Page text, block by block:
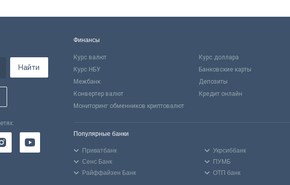
Найти
Финансы
Курс валют Курс доллара
Курс НБУ
Банковские карты
Межбанк
Депозиты
Конвертер валют
Кредит онлайн
Мониторинг обменников криптовалют
Популярные банки
Приватбанк Укрсиббанк
Сенс Банк
ПУМБ
Райффайзен Банк
ОТП банк